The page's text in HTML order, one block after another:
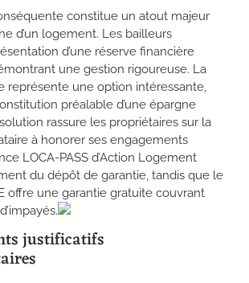
constitue un atout majeur
d’un logement. Les bailleurs
d’une réserve financière
une gestion rigoureuse. La
représente une option intéressante,
préalable d’une épargne
rassure les propriétaires sur la
à honorer ses engagements
LOCA-PASS d’Action Logement
du dépôt de garantie, tandis que le
offre une garantie gratuite couvrant
justificatifs